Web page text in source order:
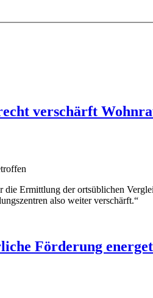
verschärft
die Ermittlung der ortsüblichen
also weiter verschärft.“
Förderung